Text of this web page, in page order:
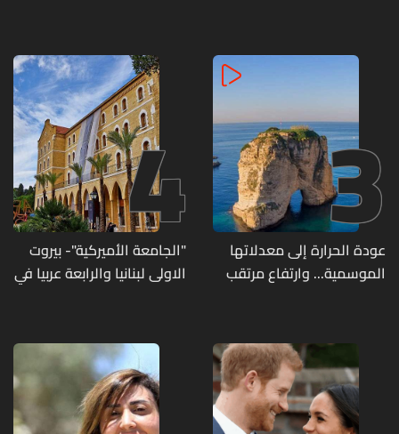
3
عودة الحرارة إلى معدلاتها
الموسمية... وارتفاع مرتقب
4
"الجامعة الأميركية"- بيروت
الاولى لبنانيا والرابعة عربيا في